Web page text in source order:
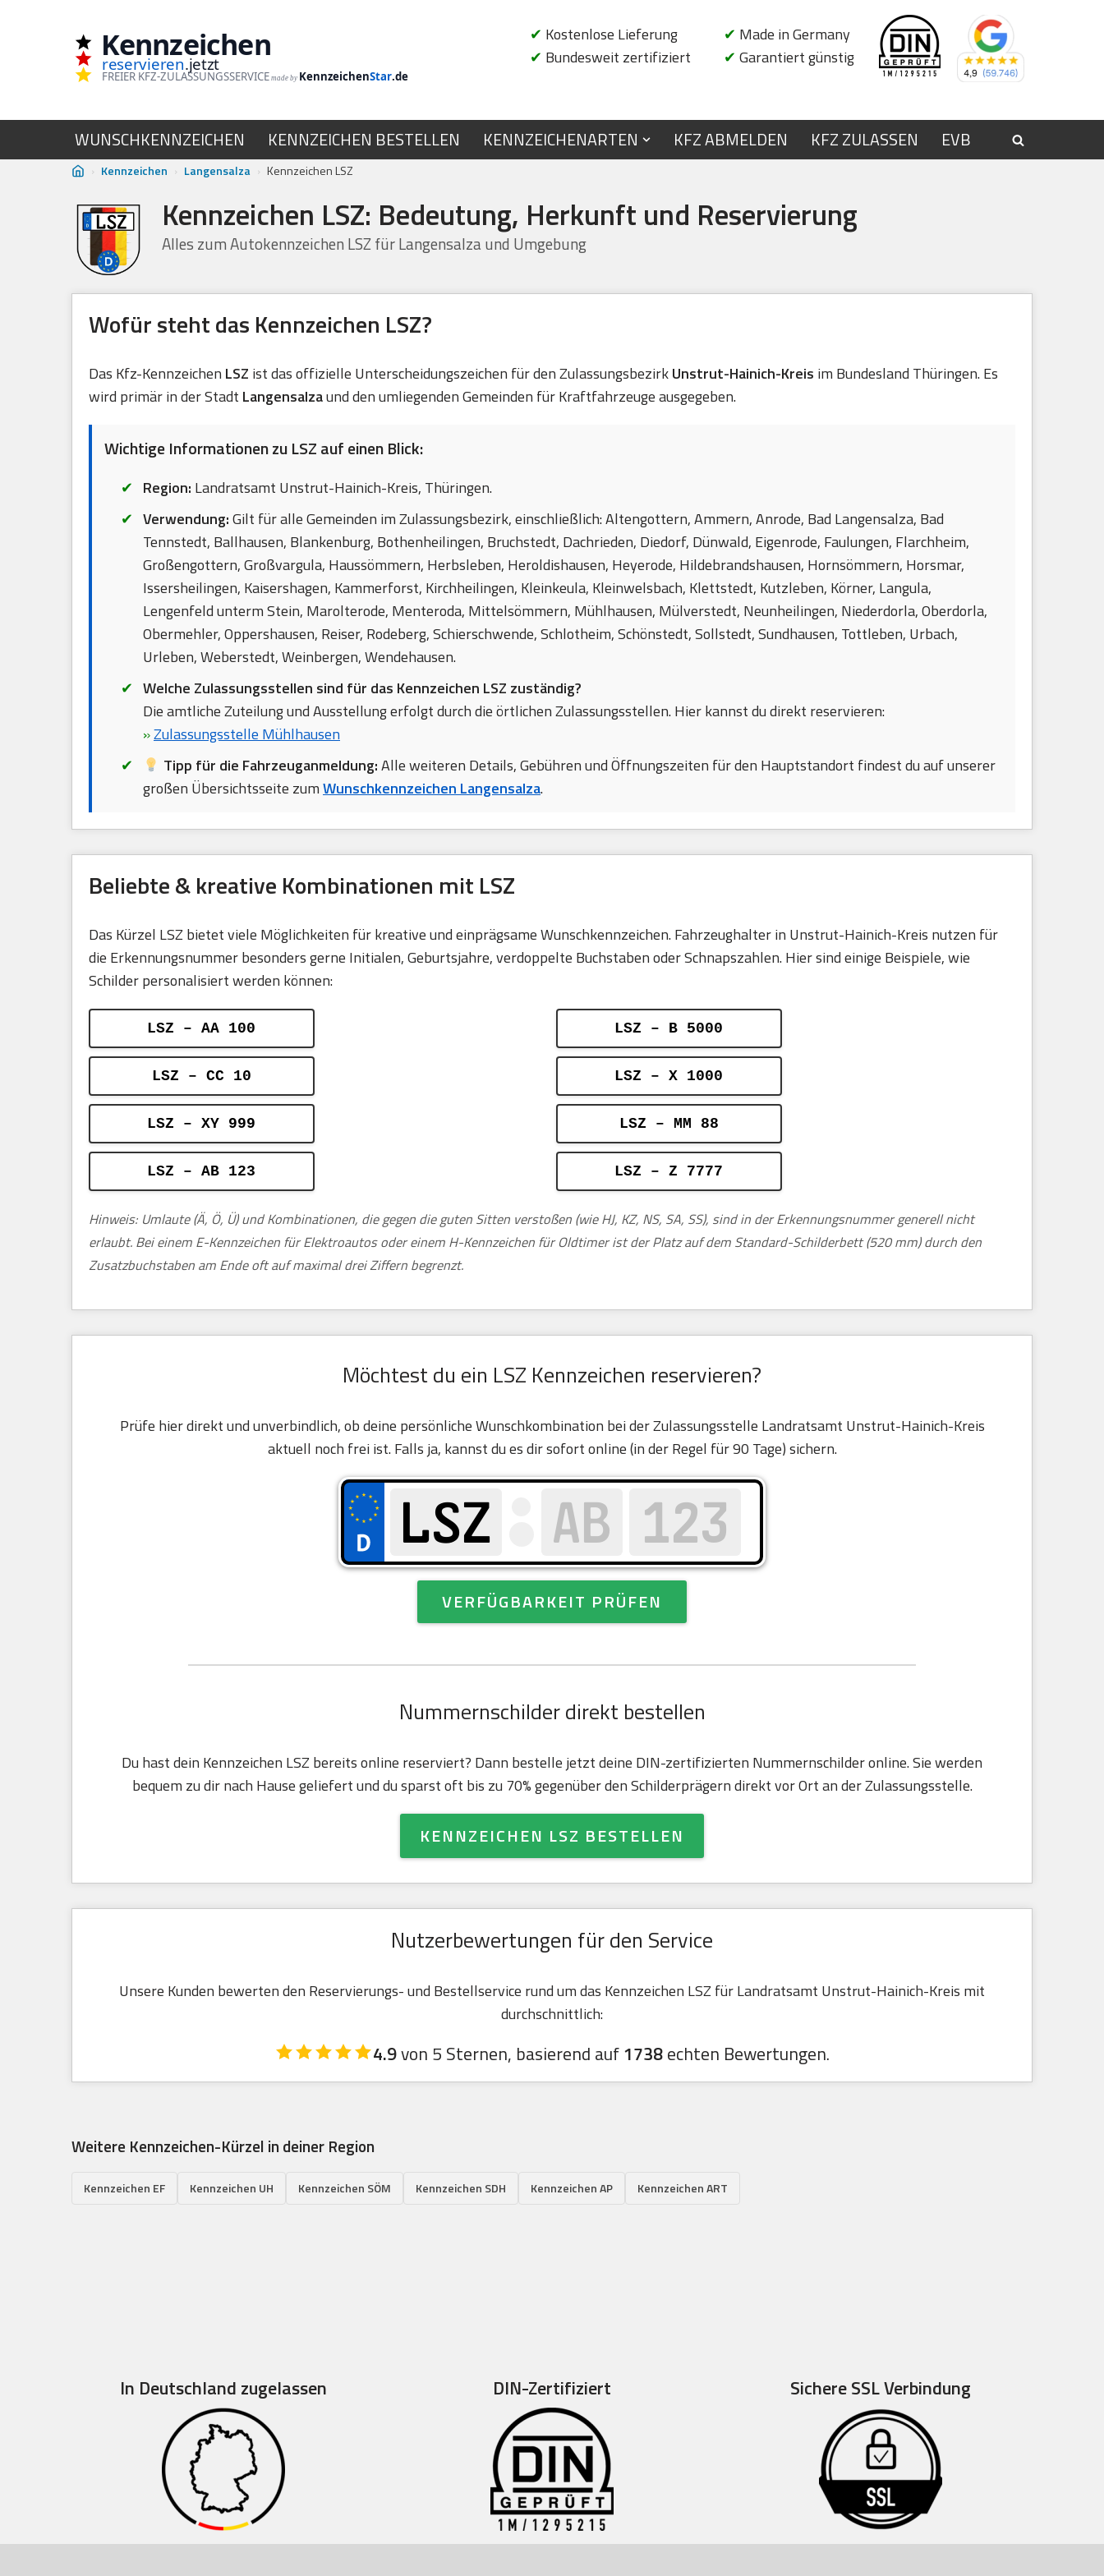
Kennzeichen
reservieren.jetzt
FREIER KFZ-ZULASSUNGSSERVICE made by KennzeichenStar.de
✔ Kostenlose Lieferung
✔ Bundesweit zertifiziert
✔ Made in Germany
✔ Garantiert günstig
WUNSCHKENNZEICHEN KENNZEICHEN BESTELLEN KENNZEICHENARTEN KFZ ABMELDEN KFZ ZULASSEN EVB
› Kennzeichen › Langensalza › Kennzeichen LSZ
Kennzeichen LSZ: Bedeutung, Herkunft und Reservierung
Alles zum Autokennzeichen LSZ für Langensalza und Umgebung
Wofür steht das Kennzeichen LSZ?
Das Kfz-Kennzeichen LSZ ist das offizielle Unterscheidungszeichen für den ZulassungsbezirkUnstrut-Hainich-Kreis im Bundesland Thüringen. Es
wird primär in der Stadt Langensalzaund den umliegenden Gemeinden für Kraftfahrzeuge ausgegeben.
Wichtige Informationen zu LSZ auf einen Blick:
Region: Landratsamt Unstrut-Hainich-Kreis, Thüringen.
Verwendung:Gilt für alle Gemeinden im Zulassungsbezirk, einschließlich: Altengottern, Ammern, Anrode, Bad Langensalza, Bad
Tennstedt, Ballhausen, Blankenburg, Bothenheilingen, Bruchstedt, Dachrieden, Diedorf, Dünwald, Eigenrode, Faulungen, Flarchheim,
Großengottern, Großvargula, Haussömmern, Herbsleben, Heroldishausen, Heyerode, Hildebrandshausen, Hornsömmern, Horsmar,
Issersheilingen, Kaisershagen, Kammerforst, Kirchheilingen, Kleinkeula, Kleinwelsbach, Klettstedt, Kutzleben, Körner, Langula,
Lengenfeld unterm Stein, Marolterode, Menteroda, Mittelsömmern, Mühlhausen, Mülverstedt, Neunheilingen, Niederdorla, Oberdorla,
Obermehler, Oppershausen, Reiser, Rodeberg, Schierschwende, Schlotheim, Schönstedt, Sollstedt, Sundhausen, Tottleben, Urbach,
Urleben, Weberstedt, Weinbergen, Wendehausen.
Welche Zulassungsstellen sind für das Kennzeichen LSZ zuständig?
Die amtliche Zuteilung und Ausstellung erfolgt durch die örtlichen Zulassungsstellen. Hier kannst du direkt reservieren:
»Zulassungsstelle Mühlhausen
Tipp für die Fahrzeuganmeldung:Alle weiteren Details, Gebühren und Öffnungszeiten für den Hauptstandort findest du auf unserer
großen Übersichtsseite zumWunschkennzeichen Langensalza.
Beliebte & kreative Kombinationen mit LSZ
Das Kürzel LSZ bietet viele Möglichkeiten für kreative und einprägsame Wunschkennzeichen. Fahrzeughalter in Unstrut-Hainich-Kreis nutzen für
die Erkennungsnummer besonders gerne Initialen, Geburtsjahre, verdoppelte Buchstaben oder Schnapszahlen. Hier sind einige Beispiele, wie
Schilder personalisiert werden können:
LSZ – AA 100 LSZ – B 5000
LSZ – CC 10 LSZ – X 1000
LSZ – XY 999 LSZ – MM 88
LSZ – AB 123 LSZ – Z 7777
Hinweis: Umlaute (Ä, Ö, Ü) und Kombinationen, die gegen die guten Sitten verstoßen (wie HJ, KZ, NS, SA, SS), sind in der Erkennungsnummer generell nicht
erlaubt. Bei einem E-Kennzeichen für Elektroautos oder einem H-Kennzeichen für Oldtimer ist der Platz auf dem Standard-Schilderbett (520 mm) durch den
Zusatzbuchstaben am Ende oft auf maximal drei Ziffern begrenzt.
Möchtest du ein LSZ Kennzeichen reservieren?
Prüfe hier direkt und unverbindlich, ob deine persönliche Wunschkombination bei der Zulassungsstelle Landratsamt Unstrut-Hainich-Kreis
aktuell noch frei ist. Falls ja, kannst du es dir sofort online (in der Regel für 90 Tage) sichern.
VERFÜGBARKEIT PRÜFEN
Nummernschilder direkt bestellen
Du hast dein Kennzeichen LSZ bereits online reserviert? Dann bestelle jetzt deine DIN-zertifizierten Nummernschilder online. Sie werden
bequem zu dir nach Hause geliefert und du sparst oft bis zu 70% gegenüber den Schilderprägern direkt vor Ort an der Zulassungsstelle.
KENNZEICHEN LSZ BESTELLEN
Nutzerbewertungen für den Service
Unsere Kunden bewerten den Reservierungs- und Bestellservice rund um das Kennzeichen LSZ für Landratsamt Unstrut-Hainich-Kreis mit
durchschnittlich:
4.9von 5 Sternen, basierend auf1738echten Bewertungen.
Weitere Kennzeichen-Kürzel in deiner Region
Kennzeichen EF Kennzeichen UH Kennzeichen SÖM Kennzeichen SDH Kennzeichen AP Kennzeichen ART
In Deutschland zugelassen DIN-Zertifiziert Sichere SSL Verbindung